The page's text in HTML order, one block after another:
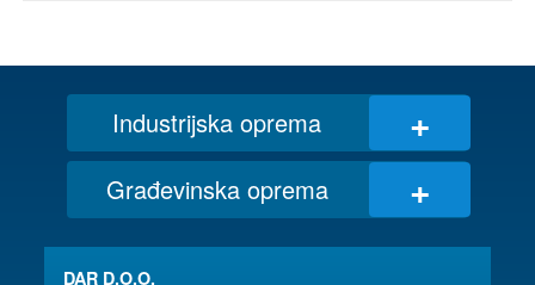
Industrijska oprema +
Građevinska oprema +
DAR D.O.O.